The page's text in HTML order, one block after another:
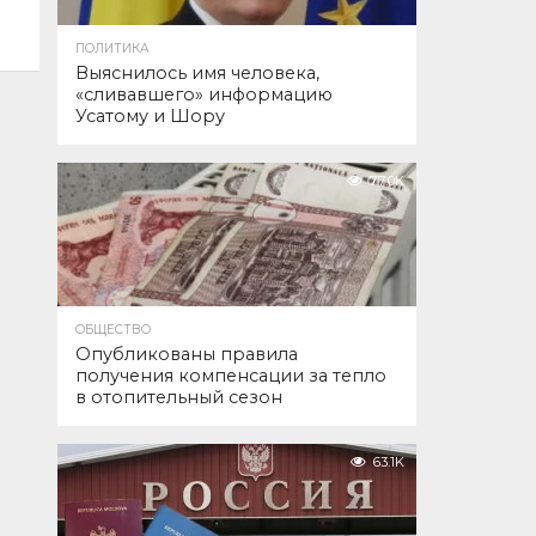
ПОЛИТИКА
Выяснилось имя человека,
«сливавшего» информацию
Усатому и Шору
77.0K
ОБЩЕСТВО
Опубликованы правила
получения компенсации за тепло
в отопительный сезон
63.1K